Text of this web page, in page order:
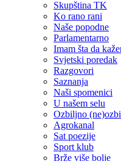
Skupština TK
Ko rano rani
Naše popodne
Parlamentarno
Imam šta da
Svjetski poredak
Razgovori
Saznanja
Naši spomenici
U našem selu
Ozbiljno
Agrokanal
Sat poezije
Sport klub
Brže više bolje